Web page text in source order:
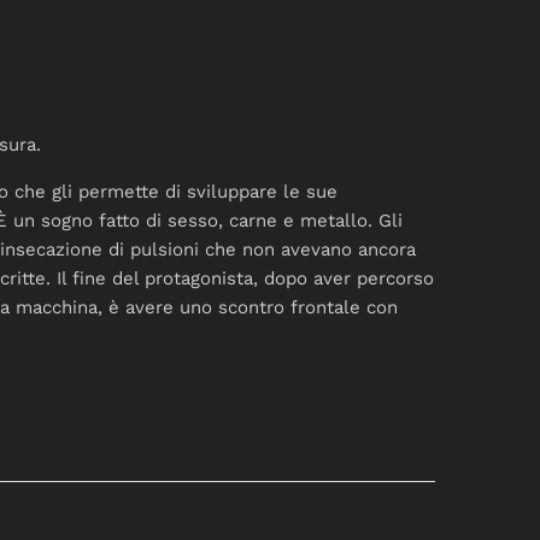
che gli permette di sviluppare le sue
un sogno fatto di sesso, carne e metallo. Gli
di pulsioni che non avevano ancora
Il fine del protagonista, dopo aver percorso
macchina, è avere uno scontro frontale con